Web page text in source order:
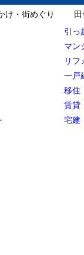
け・街めぐり
引っ
マン
リフ
一戸
移住
賃貸
宅建